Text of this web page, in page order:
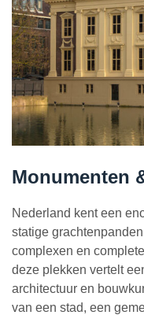
Restauratie & herstel
Herbestemming &
Verduurzaming &
Overige
Monumenten
Nederland kent een
statige
complexen en
deze plekken vertelt
architectuur en
van een stad, een